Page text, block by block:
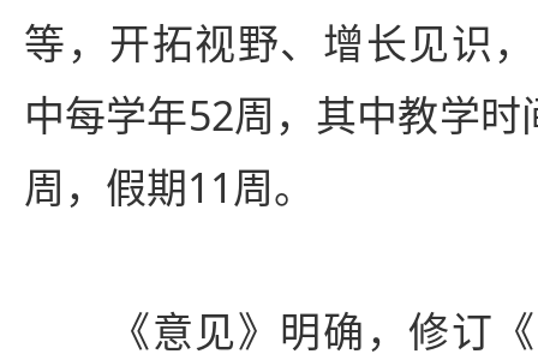
等，开拓视野、增长见识
中每学年52周，其中教学
周，假期11周。
《意见》明确，修订《